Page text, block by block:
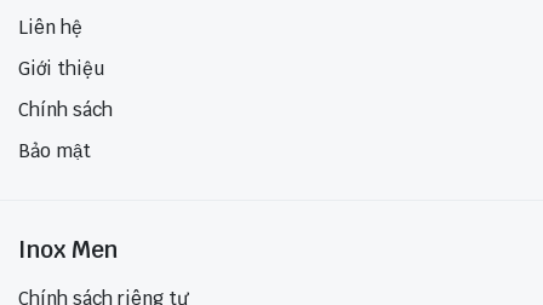
Liên hệ
Giới thiệu
Chính sách
Bảo mật
Inox Men
Chính sách riêng tư